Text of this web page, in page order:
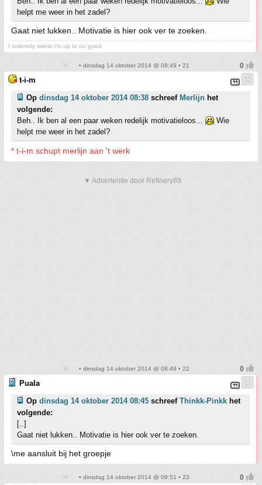
helpt me weer in het zadel?
Gaat niet lukken.. Motivatie is hier ook ver te zoeken.
I solemnly swear i'm up to no good
• dinsdag 14 oktober 2014 @ 08:49 • 21
t-i-m
Op dinsdag 14 oktober 2014 08:38 schreef Merlijn het
volgende:
Beh.. Ik ben al een paar weken redelijk motivatieloos...
Wie
helpt me weer in het zadel?
* t-i-m schupt merlijn aan 't werk
▼ Advertentie door Refinery89
• dinsdag 14 oktober 2014 @ 08:49 • 22
Puala
Op dinsdag 14 oktober 2014 08:45 schreef Thinkk-Pinkk het
volgende:
[..]
Gaat niet lukken.. Motivatie is hier ook ver te zoeken.
\me aansluit bij het groepje
• dinsdag 14 oktober 2014 @ 09:51 • 23